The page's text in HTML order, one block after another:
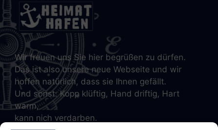
Wir freuen uns Sie hier begrüßen zu dürfen.
Das ist also unsere neue Webseite und wir
hoffen natürlich, dass sie Ihnen gefällt.
Und sonst: Kopp klüftig, Hand driftig, Hart
warm,
kann nich verdarben.